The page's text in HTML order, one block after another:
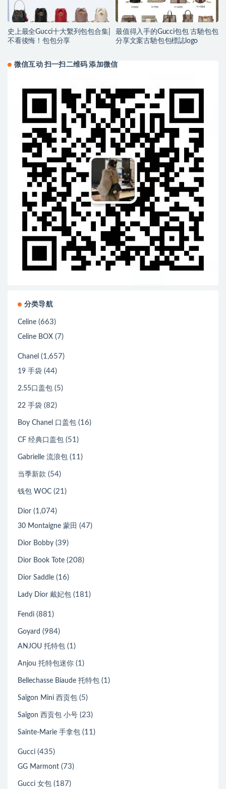
史上最全Gucci十大繫列包包合集|
不看後悔！包包分享
最值得入手的Gucci包包 古馳包包
分享文案古馳包包標誌logo
微信互动 扫一扫二维码 添加微信
分类导航
Celine (663)
Celine BOX (7)
Chanel (1,657)
19 手袋 (44)
2.55口盖包 (5)
22 手袋 (82)
Boy Chanel 口盖包 (16)
CF 经典口盖包 (51)
Gabrielle 流浪包 (11)
当季新款 (54)
钱包 WOC (21)
Dior (1,074)
30 Montaigne 蒙田 (47)
Dior Bobby (39)
Dior Book Tote (208)
Dior Saddle (16)
Lady Dior 戴妃包 (181)
Fendi (881)
Goyard (984)
ANJOU 托特包 (1)
Anjou 托特包迷你 (1)
Bellechasse Biaude 托特包 (1)
Saïgon Mini 西贡包 (5)
Saïgon 西贡包 小号 (23)
Sainte-Marie 手拿包 (11)
Gucci (435)
GG Marmont (73)
Gucci 女包 (187)